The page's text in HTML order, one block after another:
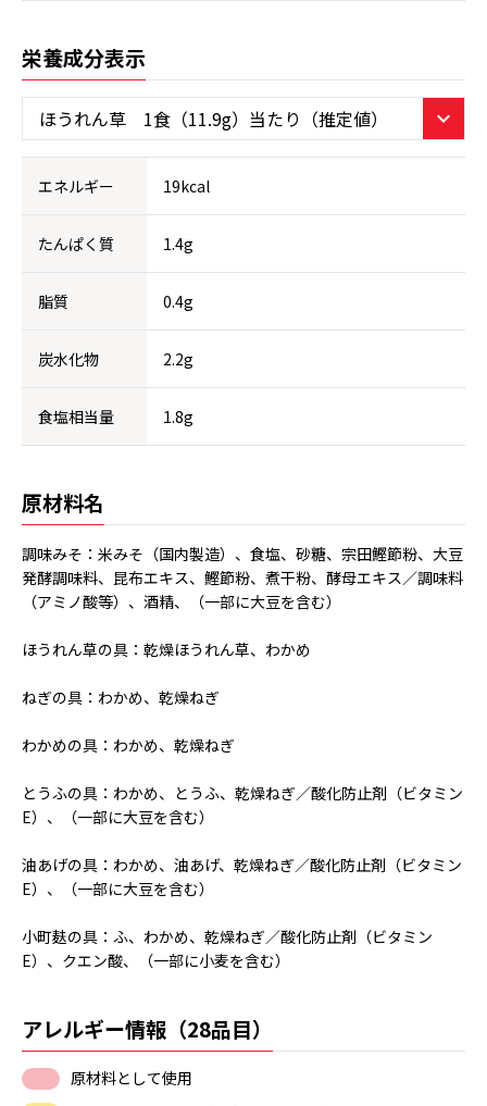
栄養成分表示
エネルギー 19kcal
たんぱく質 1.4g
脂質 0.4g
炭水化物 2.2g
食塩相当量 1.8g
原材料名
調味みそ：米みそ（国内製造）、食塩、砂糖、宗田鰹節粉、大豆
発酵調味料、昆布エキス、鰹節粉、煮干粉、酵母エキス／調味料
（アミノ酸等）、酒精、（一部に大豆を含む）
ほうれん草の具：乾燥ほうれん草、わかめ
ねぎの具：わかめ、乾燥ねぎ
わかめの具：わかめ、乾燥ねぎ
とうふの具：わかめ、とうふ、乾燥ねぎ／酸化防止剤（ビタミン
E）、（一部に大豆を含む）
油あげの具：わかめ、油あげ、乾燥ねぎ／酸化防止剤（ビタミン
E）、（一部に大豆を含む）
小町麸の具：ふ、わかめ、乾燥ねぎ／酸化防止剤（ビタミン
E）、クエン酸、（一部に小麦を含む）
アレルギー情報（28品目）
原材料として使用